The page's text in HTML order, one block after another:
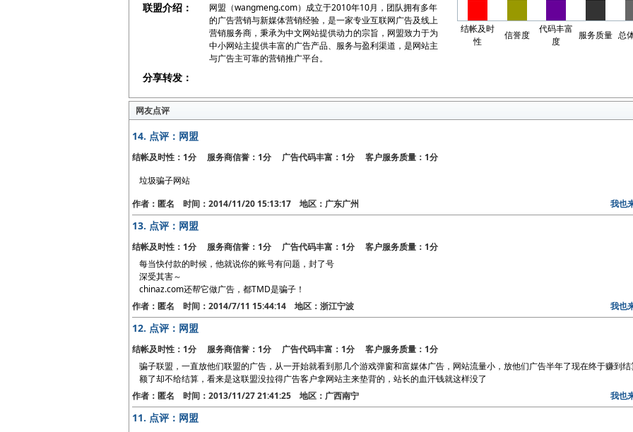
联盟介绍：
网盟（wangmeng.com）成立于2010年10月，团队拥有多年
的广告营销与新媒体营销经验，是一家专业互联网广告及线上
营销服务商，秉承为中文网站提供动力的宗旨，网盟致力于为
中小网站主提供丰富的广告产品、服务与盈利渠道，是网站主
与广告主可靠的营销推广平台。
分享转发：
结帐及时
性
信誉度
代码丰富
度
服务质量 总
网友点评
14. 点评：网盟
结帐及时性：1分 服务商信誉：1分 广告代码丰富：1分 客户服务质量：1分
垃圾骗子网站
作者：匿名 时间：2014/11/20 15:13:17 地区：广东广州
我也
13. 点评：网盟
结帐及时性：1分 服务商信誉：1分 广告代码丰富：1分 客户服务质量：1分
每当快付款的时候，他就说你的账号有问题，封了号
深受其害～
chinaz.com还帮它做广告，都TMD是骗子！
作者：匿名 时间：2014/7/11 15:44:14 地区：浙江宁波
我也
12. 点评：网盟
结帐及时性：1分 服务商信誉：1分 广告代码丰富：1分 客户服务质量：1分
骗子联盟，一直放他们联盟的广告，从一开始就看到那几个游戏弹窗和富媒体广告，网站流量小，放他们广告半年了现在终于赚到
额了却不给结算，看来是这联盟没拉得广告客户拿网站主来垫背的，站长的血汗钱就这样没了
作者：匿名 时间：2013/11/27 21:41:25 地区：广西南宁
我也
11. 点评：网盟